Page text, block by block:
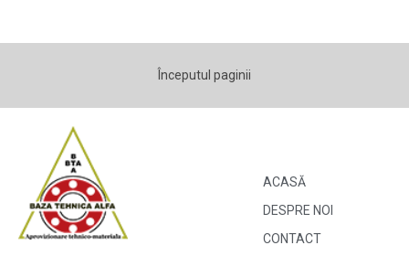
Începutul paginii
ACASĂ
DESPRE NOI
CONTACT